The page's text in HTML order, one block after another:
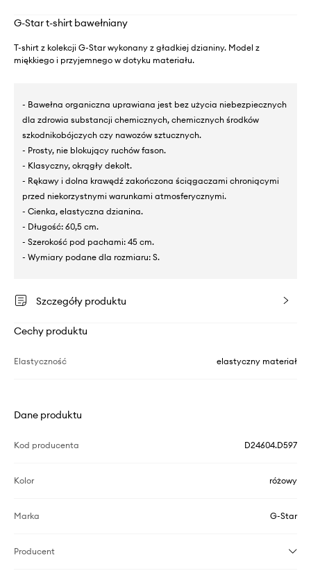
G-Star t-shirt bawełniany
T-shirt z kolekcji G-Star wykonany z gładkiej dzianiny. Model z
miękkiego i przyjemnego w dotyku materiału.
- Bawełna organiczna uprawiana jest bez użycia niebezpiecznych
dla zdrowia substancji chemicznych, chemicznych środków
szkodnikobójczych czy nawozów sztucznych.
- Prosty, nie blokujący ruchów fason.
- Klasyczny, okrągły dekolt.
- Rękawy i dolna krawędź zakończona ściągaczami chroniącymi
przed niekorzystnymi warunkami atmosferycznymi.
- Cienka, elastyczna dzianina.
- Długość: 60,5 cm.
- Szerokość pod pachami: 45 cm.
- Wymiary podane dla rozmiaru: S.
Szczegóły produktu
Cechy produktu
Elastyczność elastyczny materiał
Dane produktu
Kod producenta D24604.D597
Kolor różowy
Marka G-Star
Producent